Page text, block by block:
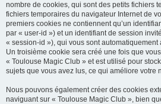
nombre de cookies, qui sont des petits fichiers
fichiers temporaires du navigateur Internet de
premiers cookies ne contiennent qu’un
par « user-id ») et un identifiant de session
« session-id »), qui vous sont
Un troisième cookie sera créé une fois que
« Toulouse Magic Club » et est utilisé pour
sujets que vous avez lus, ce qui améliore votre
Nous pouvons également créer des cookies
naviguant sur « Toulouse Magic Club », bien